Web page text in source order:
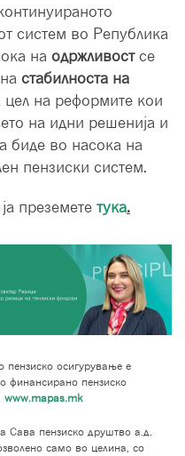
систем во Република
на одржливостсе
стабилноста на
цел на реформите кои
на идни решенија и
биде во насока на
пензиски систем.
преземете тука.
пензиско осигурување е
финансирано пензиско
www.mapas.mk
Сава пензиско друштво а.д.
само во целина, со